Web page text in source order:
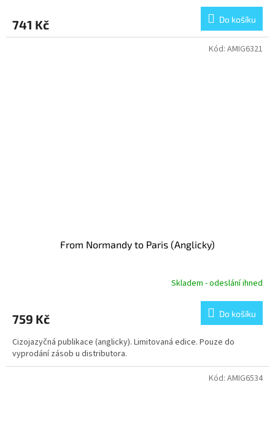
741 Kč Do košíku
From Normandy to Paris (Anglicky)
Skladem - odeslání ihned
759 Kč Do košíku
Cizojazyčná publikace (anglicky). Limitovaná edice. Pouze do
vyprodání zásob u distributora.
Kód: AMIG6321
Kód: AMIG6534